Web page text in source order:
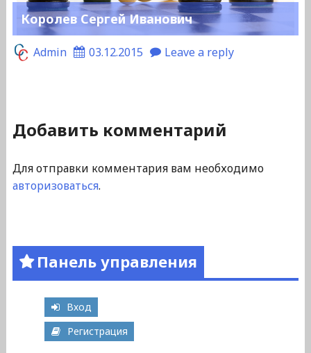
Королев Сергей Иванович
Admin 03.12.2015 Leave a reply
Добавить комментарий
Для отправки комментария вам необходимо
авторизоваться.
Панель управления
Вход
Регистрация